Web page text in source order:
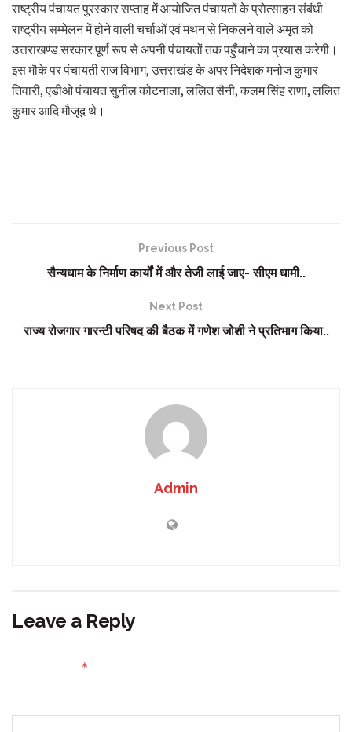
राष्ट्रीय पंचायत पुरस्कार सप्ताह में आयोजित पंचायतों के प्रोत्साहन संबंधी
राष्ट्रीय सम्मेलन में होने वाली चर्चाओं एवं मंथन से निकलने वाले अमृत को
उत्तराखण्ड सरकार पूर्ण रूप से अपनी पंचायतों तक पहुँचाने का प्रयास करेगी।
इस मौके पर पंचायती राज विभाग, उत्तराखंड के अपर निदेशक मनोज कुमार
तिवारी, एडीओ पंचायत सुनील कोटनाला, ललित सैनी, कलम सिंह राणा, ललित
कुमार आदि मौजूद थे।
Previous Post
सैन्यधाम के निर्माण कार्यों में और तेजी लाई जाए- सीएम धामी..
Next Post
राज्य रोजगार गारन्टी परिषद की बैठक में गणेश जोशी ने प्रतिभाग किया..
Admin
Leave a Reply
*